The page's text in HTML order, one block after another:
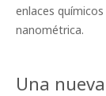
enlaces
nanométrica.
Una